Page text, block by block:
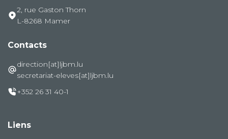
2, rue Gaston Thorn
L-8268 Mamer
Contacts
direction[at]ljbm.lu
secretariat-eleves[at]ljbm.lu
+352 26 31 40-1
Liens